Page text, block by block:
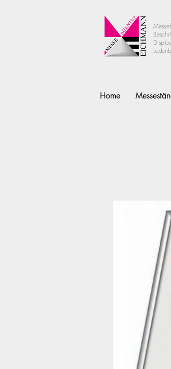
Home